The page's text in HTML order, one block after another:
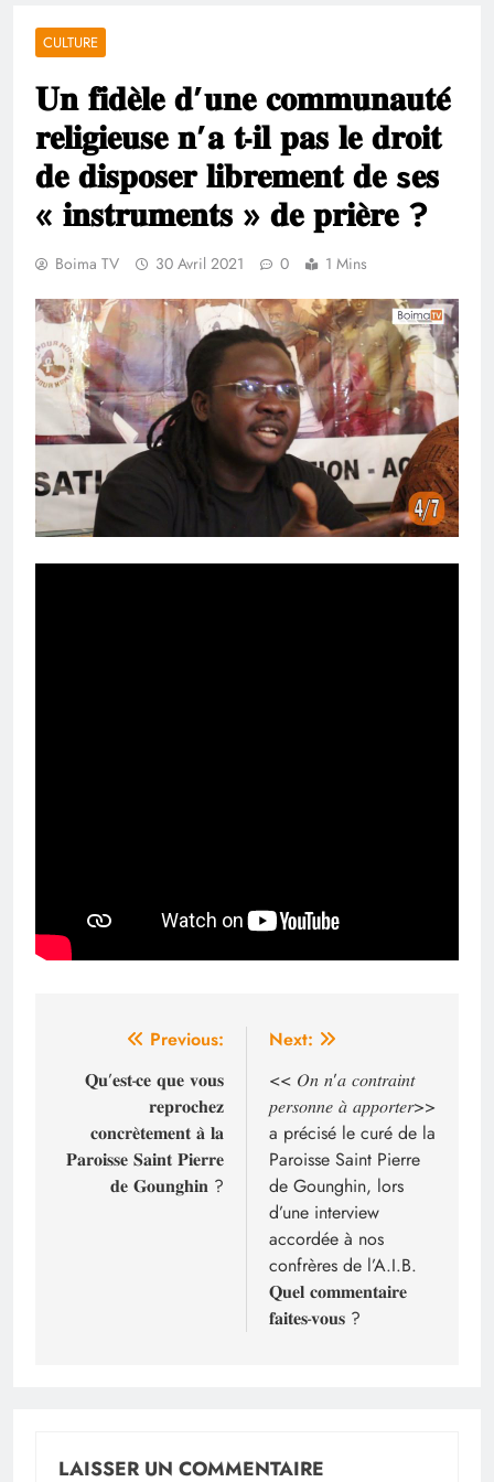
CULTURE
𝐔𝐧 𝐟𝐢𝐝𝐞̀𝐥𝐞 𝐝’𝐮𝐧𝐞 𝐜𝐨𝐦𝐦𝐮𝐧𝐚𝐮𝐭𝐞́
𝐫𝐞𝐥𝐢𝐠𝐢𝐞𝐮𝐬𝐞 𝐧’𝐚 𝐭-𝐢𝐥 𝐩𝐚𝐬 𝐥𝐞 𝐝𝐫𝐨𝐢𝐭
𝐝𝐞 𝐝𝐢𝐬𝐩𝐨𝐬𝐞𝐫 𝐥𝐢𝐛𝐫𝐞𝐦𝐞𝐧𝐭 𝐝𝐞 s𝐞𝐬
« 𝐢𝐧𝐬𝐭𝐫𝐮𝐦𝐞𝐧𝐭𝐬 » 𝐝𝐞 𝐩𝐫𝐢𝐞̀𝐫𝐞 ?
Boima TV 30 Avril 2021 0 1 Mins
Navigation
de
l’article
Previous:
𝐐𝐮’𝐞𝐬𝐭-𝐜𝐞 𝐪𝐮𝐞 𝐯𝐨𝐮𝐬
𝐫𝐞𝐩𝐫𝐨𝐜𝐡𝐞𝐳
𝐜𝐨𝐧𝐜𝐫𝐞̀𝐭𝐞𝐦𝐞𝐧𝐭 𝐚̀ 𝐥𝐚
𝐏𝐚𝐫𝐨𝐢𝐬𝐬𝐞 𝐒𝐚𝐢𝐧𝐭 𝐏𝐢𝐞𝐫𝐫𝐞
𝐝𝐞 𝐆𝐨𝐮𝐧𝐠𝐡𝐢𝐧 ?
Next:
<< 𝑂𝑛 𝑛’𝑎 𝑐𝑜𝑛𝑡𝑟𝑎𝑖𝑛𝑡
𝑝𝑒𝑟𝑠𝑜𝑛𝑛𝑒 𝑎̀ 𝑎𝑝𝑝𝑜𝑟𝑡𝑒𝑟>>
a précisé le curé de la
Paroisse Saint Pierre
de Gounghin, lors
d’une interview
accordée à nos
confrères de l’A.I.B.
𝐐𝐮𝐞𝐥 𝐜𝐨𝐦𝐦𝐞𝐧𝐭𝐚𝐢𝐫𝐞
𝐟𝐚𝐢𝐭𝐞𝐬-𝐯𝐨𝐮𝐬 ?
LAISSER UN COMMENTAIRE